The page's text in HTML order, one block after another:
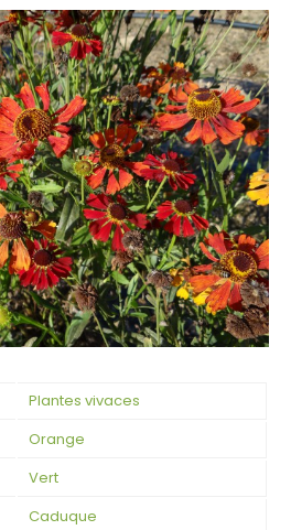
Plantes vivaces
Orange
Vert
Caduque